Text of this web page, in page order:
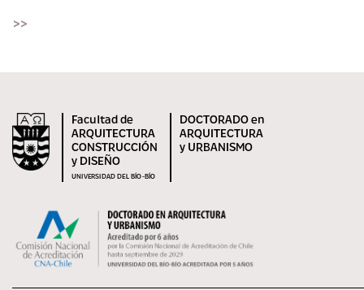
>>
Facultad de
ARQUITECTURA
CONSTRUCCIÓN
y DISEÑO
UNIVERSIDAD DEL BÍO-BÍO
DOCTORADO en
ARQUITECTURA
y URBANISMO